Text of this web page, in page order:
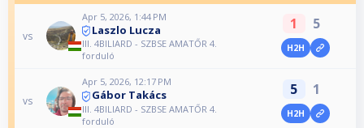
vs
Apr 5, 2026, 1:44 PM
Laszlo Lucza
III. 4BILIARD - SZBSE AMATŐR 4.
forduló
1 5
H2H
vs
Apr 5, 2026, 12:17 PM
Gábor Takács
III. 4BILIARD - SZBSE AMATŐR 4.
forduló
5 1
H2H